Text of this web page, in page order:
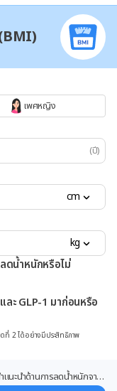
เพศหญิง
(ปี)
cm
kg
ดน้ำหนักหรือไม่
ะ GLP-1 มาก่อนหรือ
ที่ 2 ได้อย่างมีประสิทธิภาพ
นะนำด้านการลดน้ำหนักจาก